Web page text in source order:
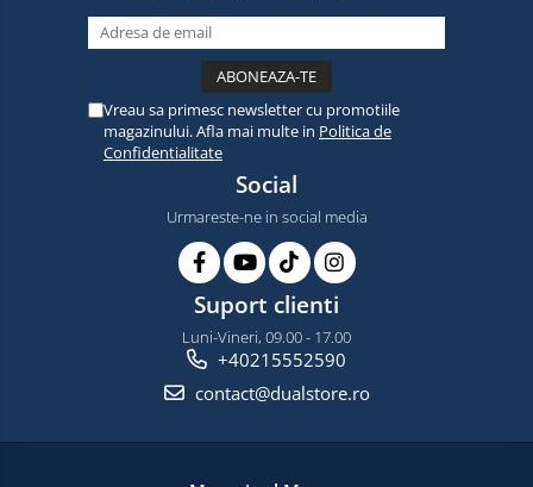
Vreau sa primesc newsletter cu promotiile
magazinului. Afla mai multe in Politica de
Confidentialitate
Social
Urmareste-ne in social media
Suport clienti
Luni-Vineri, 09.00 - 17.00
+40215552590
contact@dualstore.ro